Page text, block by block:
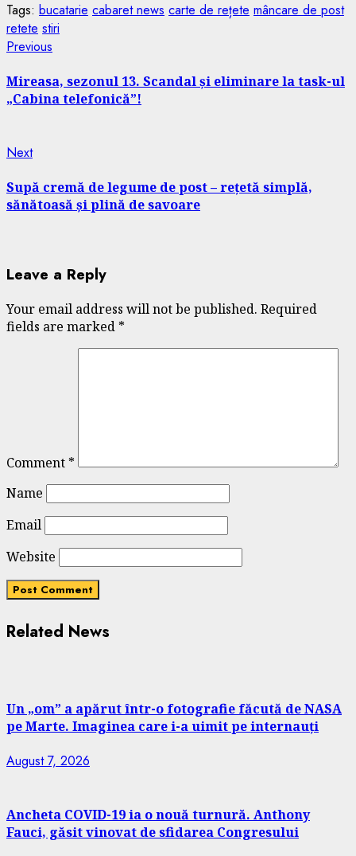
Tags: bucatarie cabaret news carte de rețete mâncare de post
retete stiri
Continue
Reading
Previous
Mireasa, sezonul 13. Scandal și eliminare la task-ul
„Cabina telefonică”!
NextNext
Supă cremă de legume de post – rețetă simplă,
sănătoasă și plină de savoare
Leave a Reply
Your email address will not be published. Required
fields are marked *
Comment *
Name
Email
Website
Related News
Un „om” a apărut într-o fotografie făcută de NASA
pe Marte. Imaginea care i-a uimit pe internauți
August 7, 2026
Ancheta COVID-19 ia o nouă turnură. Anthony
Fauci, găsit vinovat de sfidarea Congresului